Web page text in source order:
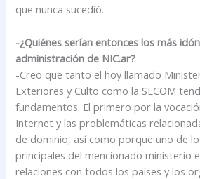
que nunca sucedió.
-¿Quiénes serían entonces los más
administración de NIC.ar?
-Creo que tanto el hoy llamado
Exteriores y Culto como la SECOM
fundamentos. El primero por la
Internet y las problemáticas
de dominio, así como porque uno de
principales del mencionado ministerio
relaciones con todos los países y los